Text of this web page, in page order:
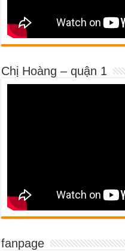
Chị Hoàng – quận 1
fanpage